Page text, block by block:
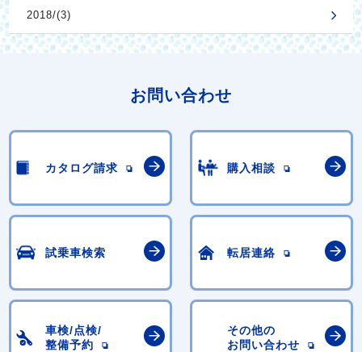
2018/(3)
お問い合わせ
カタログ請求 購入相談
試乗車検索 転居連絡
車検/点検/
整備予約
その他の
お問い合わせ